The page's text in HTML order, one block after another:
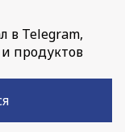
в Telegram,
продуктов